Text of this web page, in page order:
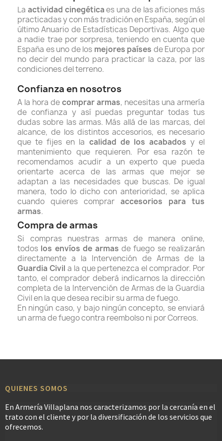
La actividad cinegéticaes una de las aficiones más
practicadas y con más tradición en España, según el
último Anuario de Estadísticas Deportivas. Algo que
a nadie trae por sorpresa, teniendo en cuenta que
España es uno de los mejores países de Europa por
no decir del mundo para practicar la caza, por las
condiciones del terreno.
Confianza en nosotros
A la hora decomprar armas, necesitas una armería
de confianza y así puedas preguntar todas tus
dudas sobre las armas. Más allá de las marcas, del
alcance, de los distintos accesorios, es necesario
que te fijes en la calidad de los acabados y el
mantenimiento que requieren. Por esa razón te
recomendamos acudir a un experto que pueda
orientarte acerca de las armas que mejor se
adaptan a las necesidades que buscas. De igual
manera, todo lo dicho con anterioridad, se aplica
cuando quieres comprar accesorios para tus
armas.
Compra de armas
Si compras nuestras armas de manera online,
todos los envíos de armas de fuego se realizarán
directamente a la Intervención de Armas de la
Guardia Civil a la que pertenezca el comprador. Por
tanto, el comprador deberá indicarnos la dirección
completa de la Intervención de Armas de la Guardia
Civil en la que desea recibir su arma de fuego.
En ningún caso, y bajo ningún concepto, se enviará
un arma de fuego contra reembolso ni por Correos.
QUIENES SOMOS
En Armería Villaplana nos caracterizamos por la cercanía en el
trato con el cliente y por la diversificación de los servicios que
ofrecemos.